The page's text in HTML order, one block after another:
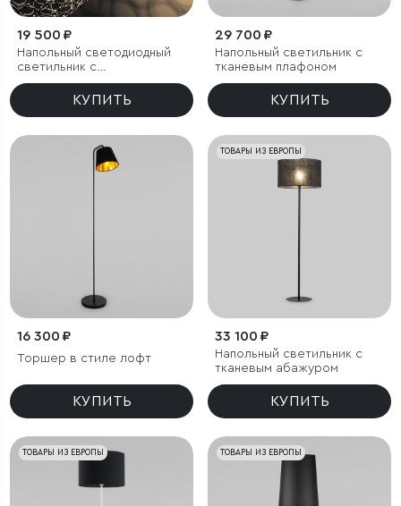
19 500 ₽
Напольный светодиодный
светильник с
металлическим плафоном
КУПИТЬ
29 700 ₽
Напольный светильник с
тканевым плафоном
КУПИТЬ
16 300 ₽
Торшер в стиле лофт
КУПИТЬ
ТОВАРЫ ИЗ ЕВРОПЫ
33 100 ₽
Напольный светильник с
тканевым абажуром
КУПИТЬ
ТОВАРЫ ИЗ ЕВРОПЫ ТОВАРЫ ИЗ ЕВРОПЫ